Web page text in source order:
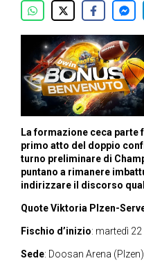
La formazione ceca parte
primo atto del doppio
turno preliminare di
puntano a rimanere
indirizzare il discorso
Quote Viktoria Plzen-
Fischio d’inizio: martedì
Sede: Doosan Arena (Plzen)